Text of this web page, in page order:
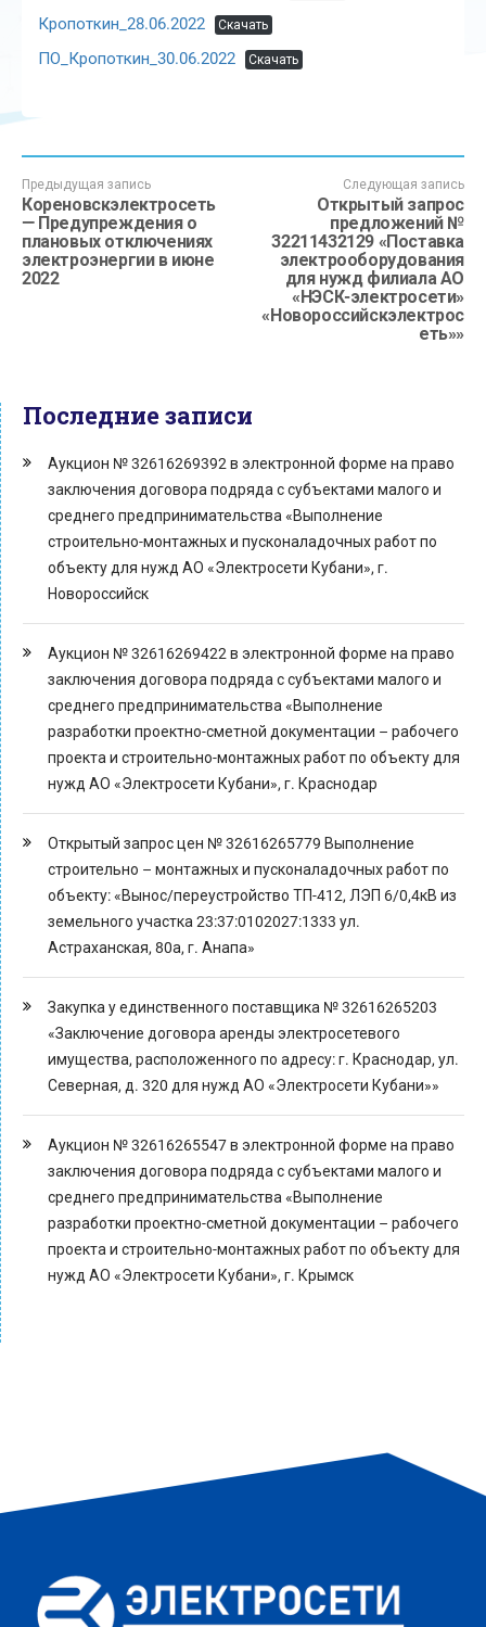
Кропоткин_28.06.2022 Скачать
ПО_Кропоткин_30.06.2022 Скачать
Предыдущая запись
Кореновскэлектросеть
— Предупреждения о
плановых отключениях
электроэнергии в июне
2022
Следующая запись
Открытый запрос
предложений №
32211432129 «Поставка
электрооборудования
для нужд филиала АО
«НЭСК-электросети»
«Новороссийскэлектрос
еть»»
Последние записи
Аукцион № 32616269392 в электронной форме на право
заключения договора подряда с субъектами малого и
среднего предпринимательства «Выполнение
строительно-монтажных и пусконаладочных работ по
объекту для нужд АО «Электросети Кубани», г.
Новороссийск
Аукцион № 32616269422 в электронной форме на право
заключения договора подряда с субъектами малого и
среднего предпринимательства «Выполнение
разработки проектно-сметной документации – рабочего
проекта и строительно-монтажных работ по объекту для
нужд АО «Электросети Кубани», г. Краснодар
Открытый запрос цен № 32616265779 Выполнение
строительно – монтажных и пусконаладочных работ по
объекту: «Вынос/переустройство ТП-412, ЛЭП 6/0,4кВ из
земельного участка 23:37:0102027:1333 ул.
Астраханская, 80а, г. Анапа»
Закупка у единственного поставщика № 32616265203
«Заключение договора аренды электросетевого
имущества, расположенного по адресу: г. Краснодар, ул.
Северная, д. 320 для нужд АО «Электросети Кубани»»
Аукцион № 32616265547 в электронной форме на право
заключения договора подряда с субъектами малого и
среднего предпринимательства «Выполнение
разработки проектно-сметной документации – рабочего
проекта и строительно-монтажных работ по объекту для
нужд АО «Электросети Кубани», г. Крымск